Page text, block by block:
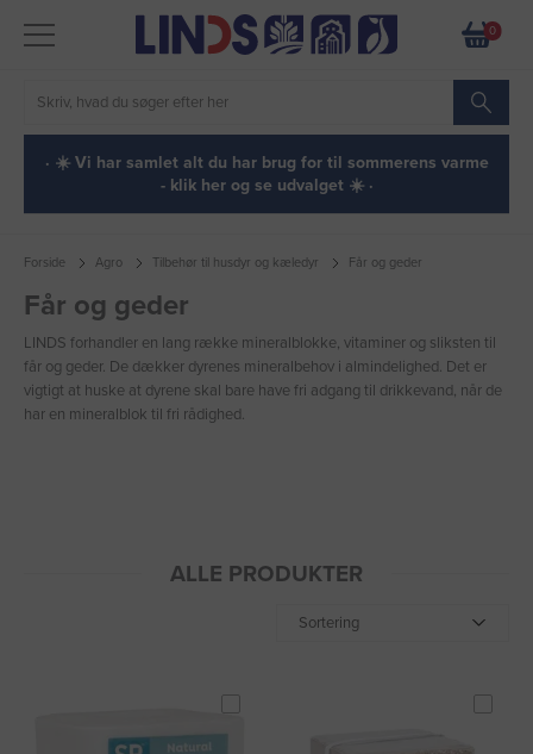
0
· ☀️ Vi har samlet alt du har brug for til sommerens varme
- klik her og se udvalget ☀️ ·
Forside Agro Tilbehør til husdyr og kæledyr Får og geder
Får og geder
LINDS forhandler en lang række mineralblokke, vitaminer og sliksten til
får og geder. De dækker dyrenes mineralbehov i almindelighed. Det er
vigtigt at huske at dyrene skal bare have fri adgang til drikkevand, når de
har en mineralblok til fri rådighed.
ALLE PRODUKTER
Sortering